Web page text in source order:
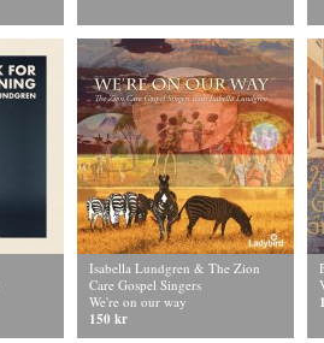
Isabella Lundgren & The Zion
Care Gospel Singers
We're on our way
150 kr